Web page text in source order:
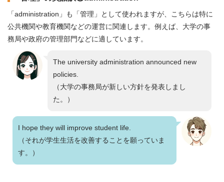
「administration」も「管理」として使われますが、こちらは特に
公共機関や教育機関などの運営に関連します。例えば、大学の事
務局や政府の管理部門などに適しています。
The university administration announced new
policies.
（大学の事務局が新しい方針を発表しまし
た。）
I hope they will improve student life.
（それが学生生活を改善することを願っていま
す。）